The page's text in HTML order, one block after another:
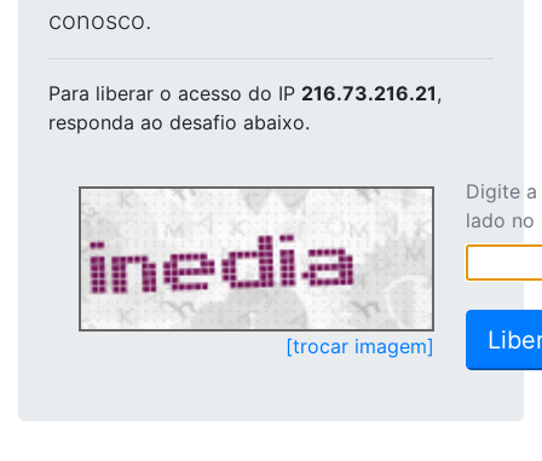
conosco.
Para liberar o acesso do IP 216.73.216.21,
responda ao desafio abaixo.
[trocar imagem]
Digite
lado no